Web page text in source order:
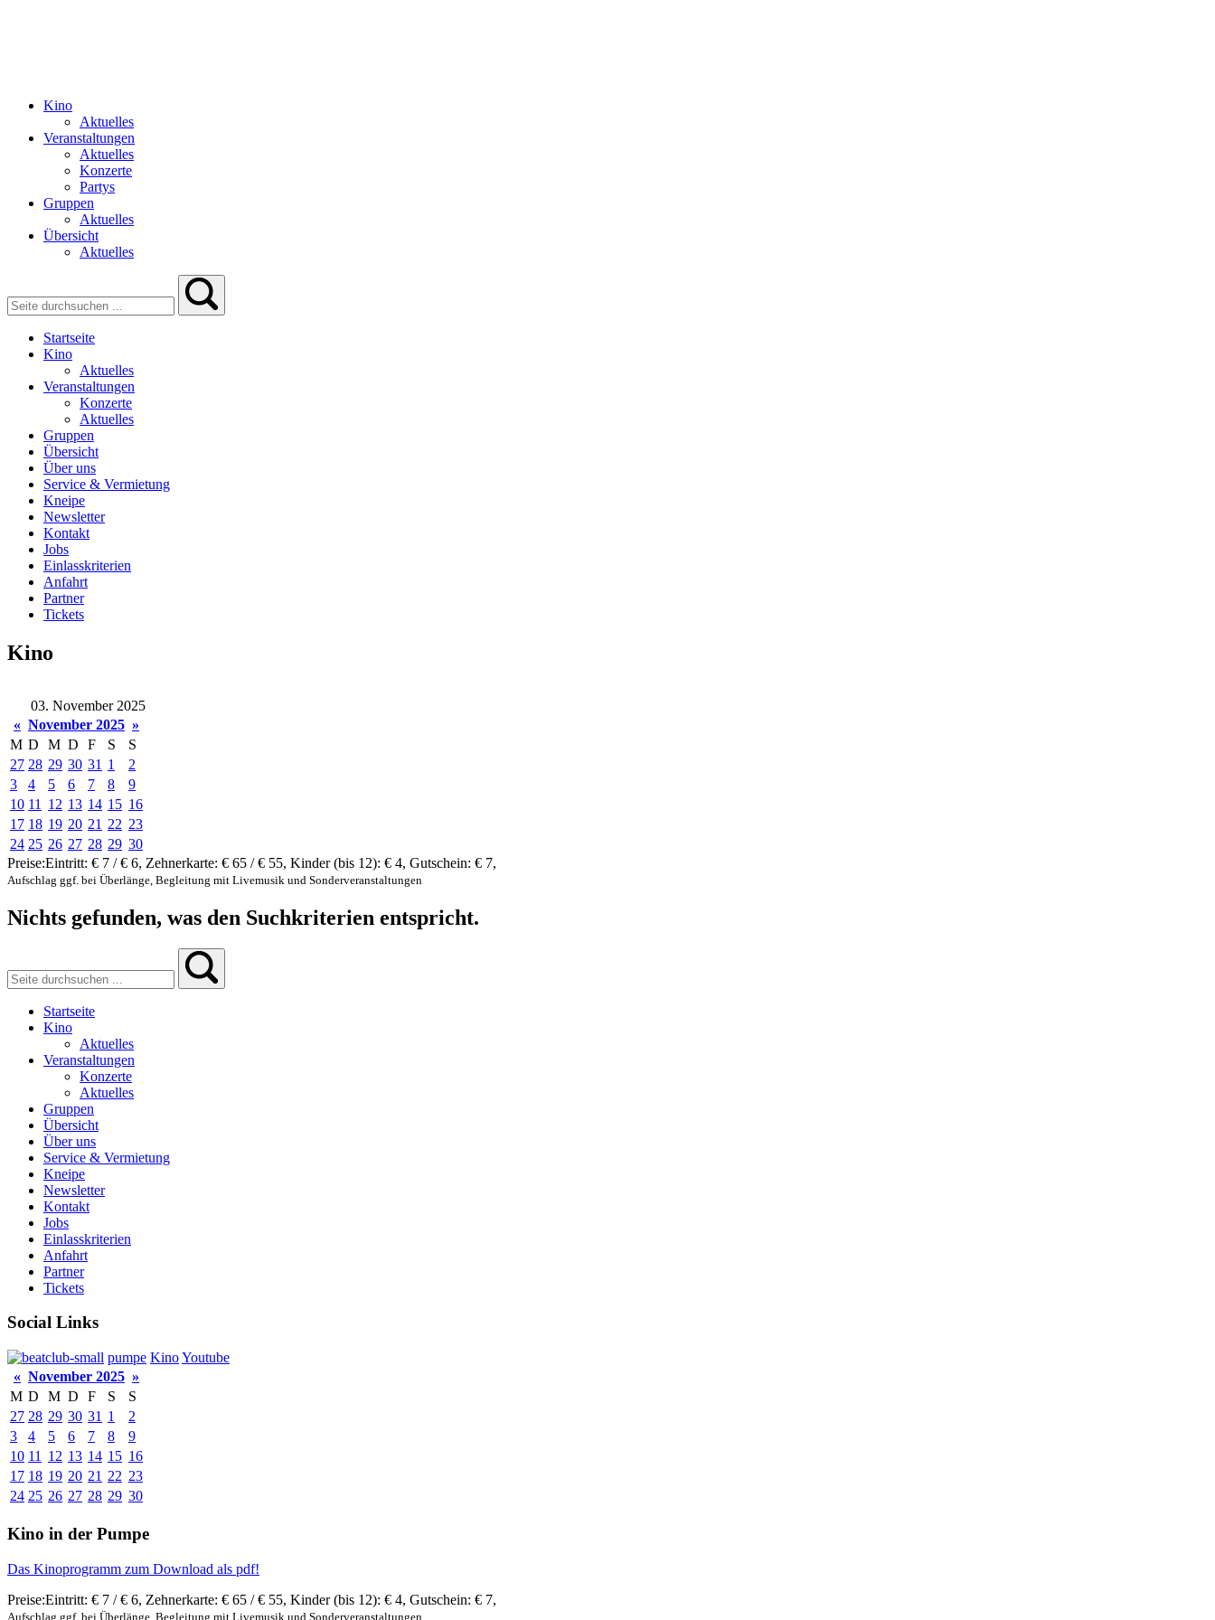
Kino
Aktuelles
Veranstaltungen
Aktuelles
Konzerte
Partys
Gruppen
Aktuelles
Übersicht
Aktuelles
Startseite
Kino
Aktuelles
Veranstaltungen
Konzerte
Aktuelles
Gruppen
Übersicht
Über uns
Service & Vermietung
Kneipe
Newsletter
Kontakt
Jobs
Einlasskriterien
Anfahrt
Partner
Tickets
Kino
03. November 2025
« November 2025 »
M D M D F S
S
27 28 29 30 31 1
2
3
4 5 6 7 8
9
10 11 12 13 14 15 16
17 18 19 20 21 22 23
24 25 26 27 28 29 30
Preise:Eintritt: € 7 / € 6, Zehnerkarte: € 65 / € 55, Kinder (bis 12): € 4, Gutschein: € 7,
Aufschlag ggf. bei Überlänge, Begleitung mit Livemusik und Sonderveranstaltungen
Nichts gefunden, was den Suchkriterien entspricht.
Startseite
Kino
Aktuelles
Veranstaltungen
Konzerte
Aktuelles
Gruppen
Übersicht
Über uns
Service & Vermietung
Kneipe
Newsletter
Kontakt
Jobs
Einlasskriterien
Anfahrt
Partner
Tickets
Social Links
pumpe KinoYoutube
« November 2025 »
M D M D F S
S
27 28 29 30 31 1
2
3
4 5 6 7 8
9
10 11 12 13 14 15 16
17 18 19 20 21 22 23
24 25 26 27 28 29 30
Kino in der Pumpe
Das Kinoprogramm zum Download als pdf!
Preise:Eintritt: € 7 / € 6, Zehnerkarte: € 65 / € 55, Kinder (bis 12): € 4, Gutschein: € 7,
Aufschlag ggf. bei Überlänge, Begleitung mit Livemusik und Sonderveranstaltungen